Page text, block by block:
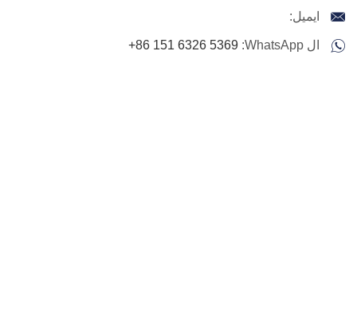
ايميل:
ال WhatsApp: +86 151 6326 5369